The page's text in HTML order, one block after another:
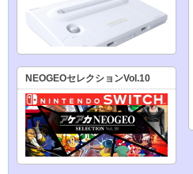
NEOGEOセレクションVol.10